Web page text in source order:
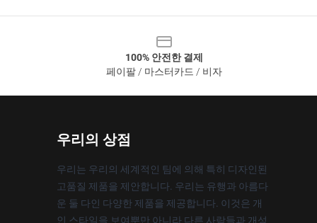
100% 안전한 결제
페이팔 / 마스터카드 / 비자
우리의 상점
우리는 우리의 세계적인 팀에 의해 특히 디자인된
고품질 제품을 제안합니다. 우리는 유행과 아름다
운 둘 다인 다양한 제품을 제공합니다. 이것은 개
인 스타일을 보여뿐만 아니라 다른 사람들과 개성